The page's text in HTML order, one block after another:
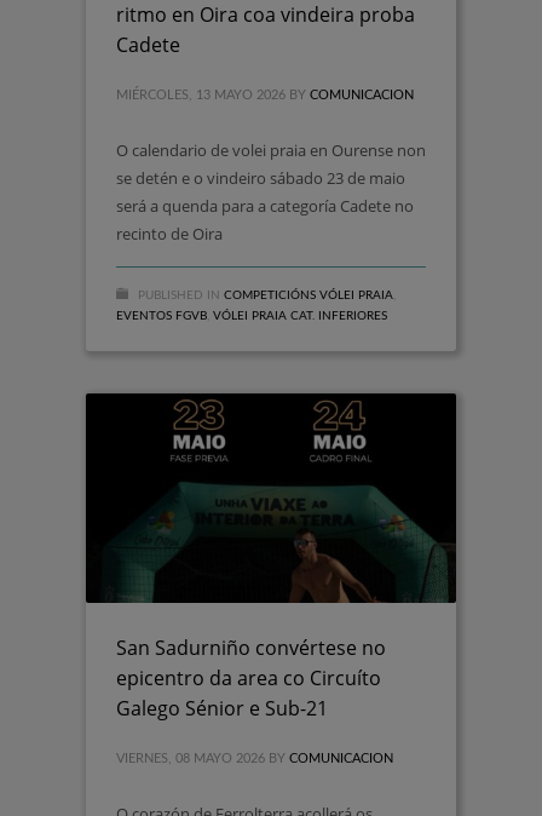
ritmo en Oira coa vindeira proba
Cadete
MIÉRCOLES, 13 MAYO 2026 BY COMUNICACION
O calendario de volei praia en Ourense non
se detén e o vindeiro sábado 23 de maio
será a quenda para a categoría Cadete no
recinto de Oira
PUBLISHED IN COMPETICIÓNS VÓLEI PRAIA
EVENTOS FGVB VÓLEI PRAIA CAT. INFERIORES
San Sadurniño convértese no
epicentro da area co Circuíto
Galego Sénior e Sub-21
VIERNES, 08 MAYO 2026 BY COMUNICACION